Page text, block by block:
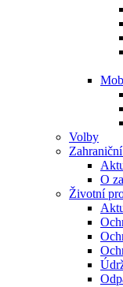
Volby
O
Životní